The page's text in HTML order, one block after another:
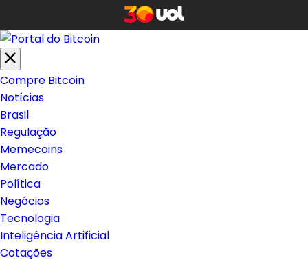
Compre Bitcoin
Notícias
Brasil
Regulação
Memecoins
Mercado
Política
Negócios
Tecnologia
Inteligência Artificial
Cotações